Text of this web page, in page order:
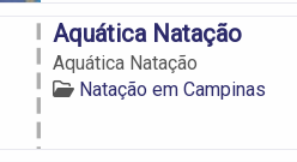
Aquática Natação
Aquática Natação
Natação em Campinas